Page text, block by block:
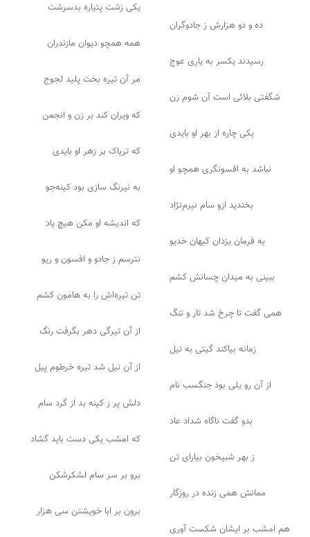
یکی زشت پتیاره بدسرشت
ده و دو هزارش ز جادوگران
همه همچو دیوان مازندران
رسیدند یکسر به یاری عوج
مر آن تیره بخت پلید لجوج
شگفتی بلائی است آن شوم زن
که ویران کند بر زن و انجمن
یکی چاره از بهر او بایدی
که تریاک بر زهر او بایدی
نباشد به افسونگری همچو او
به نیرنگ سازی بود کینه‌جو
بخندید ازو سام نیرم‌نژاد
که اندیشه او مکن هیچ یاد
به فرمان یزدان کیهان خدیو
نترسم ز جادو و افسون و ریو
ببینی به میدان چسانش کشم
تن تیره‌اش را به هامون کشم
همی گفت تا چرخ شد تار و تنگ
از آن تیرگی دهر بگرفت رنگ
زمانه بیاکند گیتی به نیل
از آن نیل شد تیره خرطوم پیل
از آن رو یلی بود جنگسب نام
دلش پر ز کینه بد از گرد سام
بدو گفت ناگاه شداد عاد
که امشب یکی دست باید گشاد
ز بهر شبیخون بیارای تن
برو بر سر سام لشکرشکن
ممانش همی زنده در روزگار
برون بر ابا خویشتن سی هزار
هم امشب بر ایشان شکست آوری